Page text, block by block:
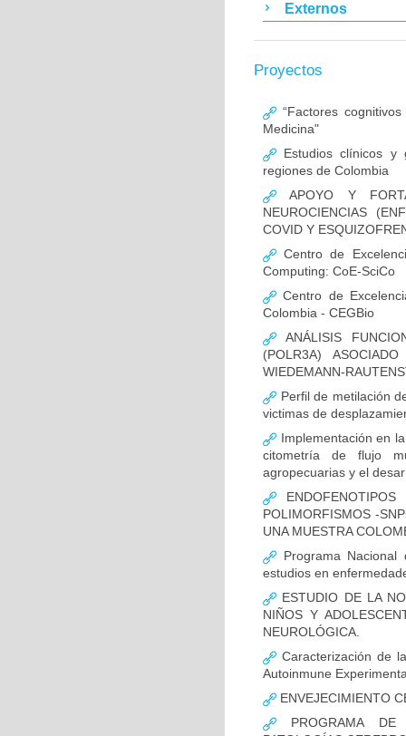
Externos
Proyectos
“Factores
Medicina"
Estudios clínicos y
regiones de Colombia
APOYO Y
NEUROCIENCIAS
COVID Y
Centro de
Computing: CoE-SciCo
Centro de
Colombia - CEGBio
ANÁLISIS
(POLR3A)
WIEDEMANN-
Perfil de metilación
victimas de
Implementación en
citometría de flujo
agropecuarias y el
POLIMORFISMOS -
UNA MUESTRA
Programa Nacional
estudios en
ESTUDIO DE LA
NIÑOS Y
NEUROLÓGICA.
Caracterización de
Autoinmune
ENVEJECIMIENTO
PROGRAMA DE